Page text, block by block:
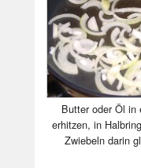
Butter oder Öl in
erhitzen, in
Zwiebeln darin